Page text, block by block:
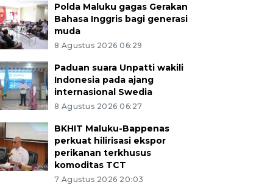
Polda Maluku gagas Gerakan
Bahasa Inggris bagi generasi
muda
8 Agustus 2026 06:29
Paduan suara Unpatti wakili
Indonesia pada ajang
internasional Swedia
8 Agustus 2026 06:27
BKHIT Maluku-Bappenas
perkuat hilirisasi ekspor
perikanan terkhusus
komoditas TCT
7 Agustus 2026 20:03